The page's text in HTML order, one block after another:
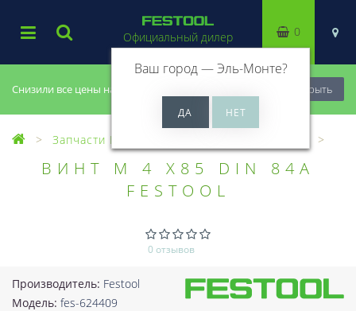
Снизили все цены на 20%, успей купить! Закрыть
Официальный дилер
Ваш город —Эль-Монте?
0
Запчасти Festool
ВИНТ M 4 X85 DIN 84A
FESTOOL
0 отзывов
Производитель: Festool
Модель: fes-624409